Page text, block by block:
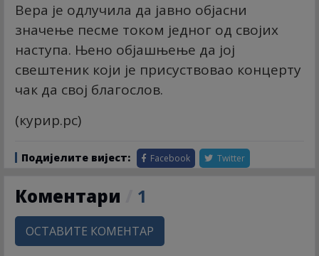
Вера је одлучила да јавно објасни
значење песме током једног од својих
наступа. Њено објашњење да јој
свештеник који је присуствовао концерту
чак да свој благослов.
(курир.рс)
Подијелите вијест: Facebook Twitter
Коментари 1
ОСТАВИТЕ КОМЕНТАР